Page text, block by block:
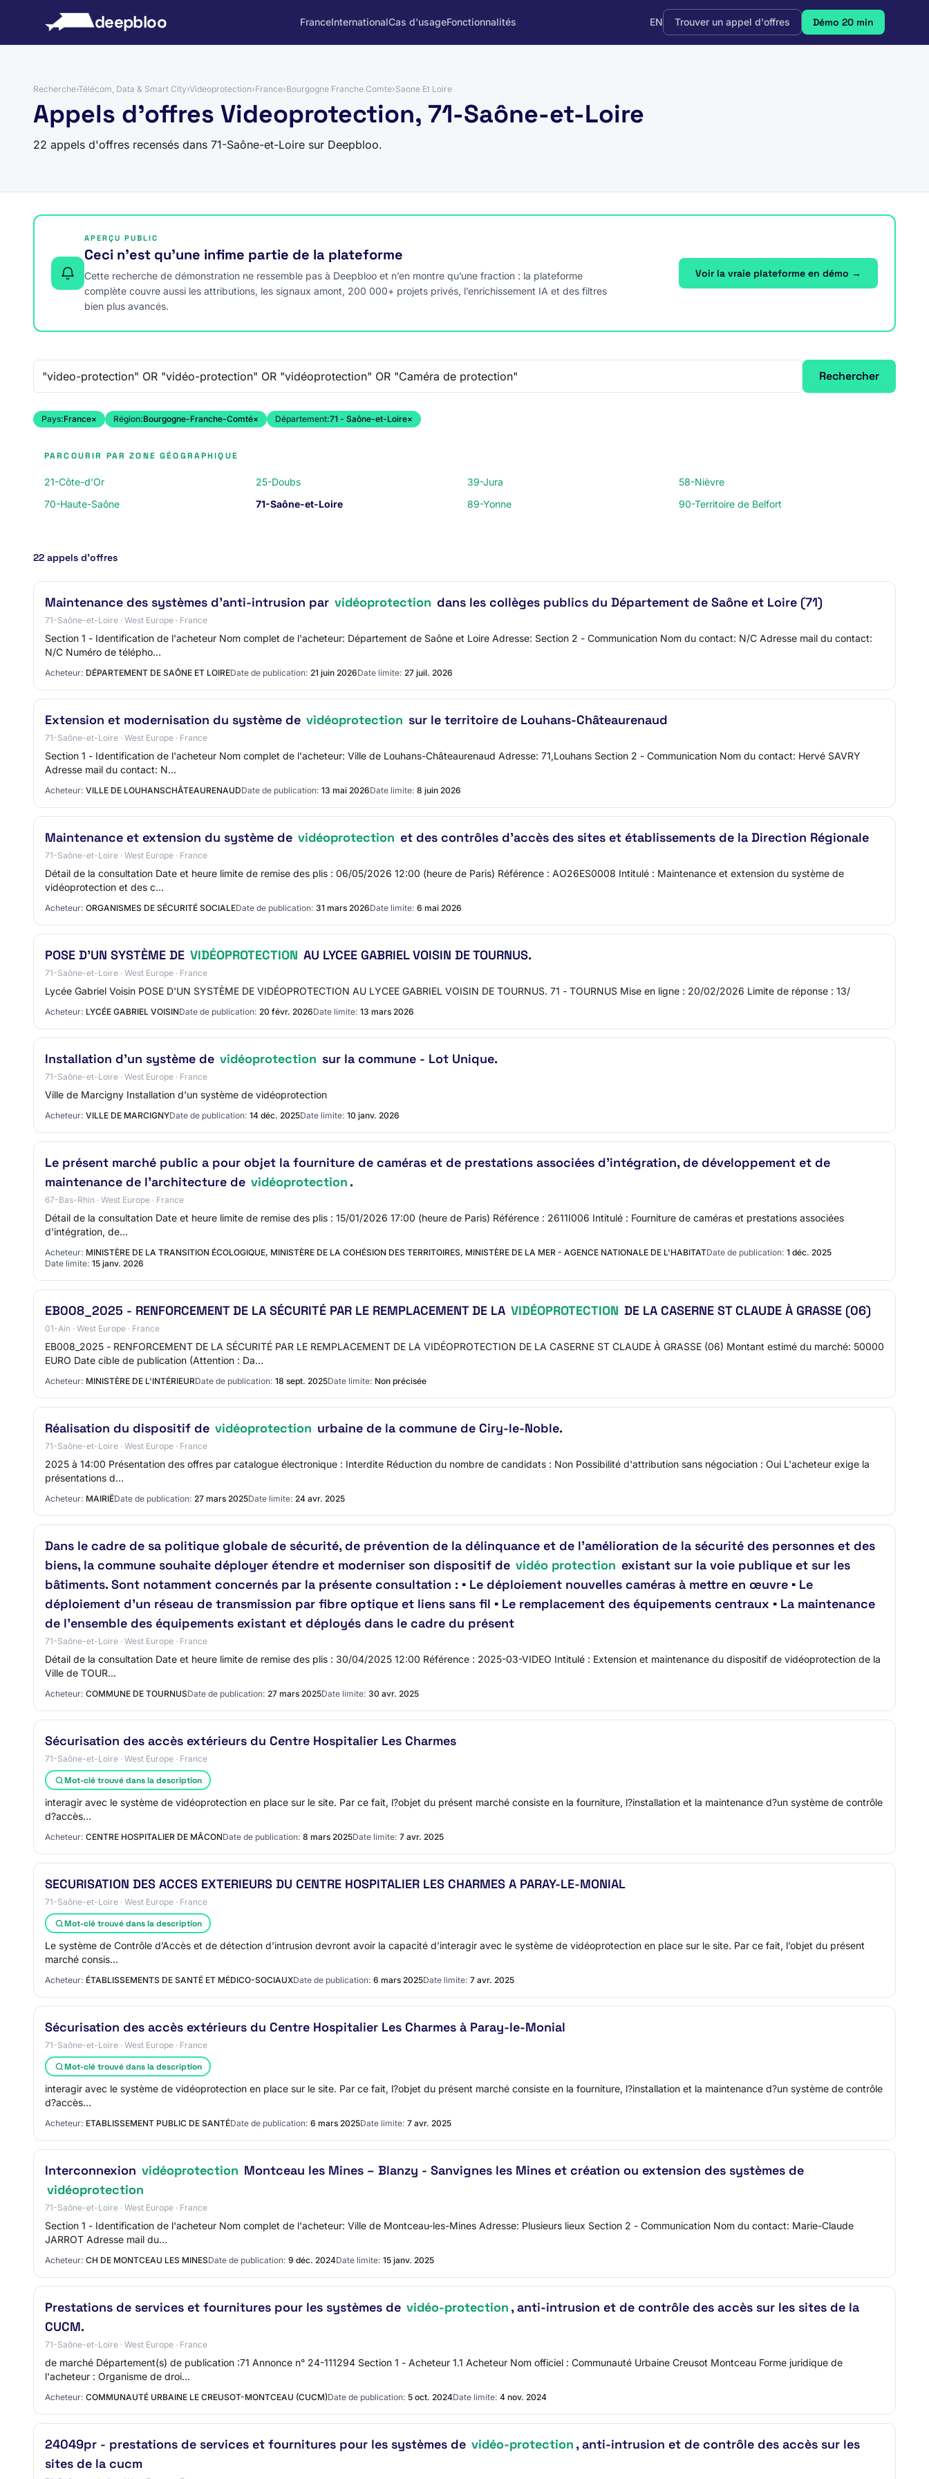
deepbloo FranceInternationalCas d'usageFonctionnalités EN Trouver un appel d'offres Démo 20 min
Recherche›Télécom, Data & Smart City›Videoprotection›France›Bourgogne Franche Comte›Saone Et Loire
Appels d'offres Videoprotection, 71-Saône-et-Loire
22 appels d'offres recensés dans 71-Saône-et-Loire sur Deepbloo.
APERÇU PUBLIC
Ceci n’est qu’une infime partie de la plateforme
Cette recherche de démonstration ne ressemble pas à Deepbloo et n’en montre qu’une fraction : la plateforme
complète couvre aussi les attributions, les signaux amont, 200 000+ projets privés, l’enrichissement IA et des filtres
bien plus avancés.
Voir la vraie plateforme en démo →
Rechercher
Pays:France× Région:Bourgogne-Franche-Comté× Département:71 - Saône-et-Loire×
PARCOURIR PAR ZONE GÉOGRAPHIQUE
21-Côte-d'Or 25-Doubs 39-Jura
58-Nièvre
70-Haute-Saône
71-Saône-et-Loire 89-Yonne 90-Territoire de Belfort
22 appels d’offres
Maintenance des systèmes d’anti-intrusion par vidéoprotection dans les collèges publics du Département de Saône et Loire (71)
71-Saône-et-Loire · West Europe · France
Section 1 - Identification de l'acheteur Nom complet de l'acheteur: Département de Saône et Loire Adresse: Section 2 - Communication Nom du contact: N/C Adresse mail du contact:
N/C Numéro de télépho…
Acheteur: DÉPARTEMENT DE SAÔNE ET LOIREDate de publication: 21 juin 2026Date limite: 27 juil. 2026
Extension et modernisation du système de vidéoprotection sur le territoire de Louhans-Châteaurenaud
71-Saône-et-Loire · West Europe · France
Section 1 - Identification de l'acheteur Nom complet de l'acheteur: Ville de Louhans-Châteaurenaud Adresse: 71,Louhans Section 2 - Communication Nom du contact: Hervé SAVRY
Adresse mail du contact: N…
Acheteur: VILLE DE LOUHANSCHÂTEAURENAUDDate de publication: 13 mai 2026Date limite: 8 juin 2026
Maintenance et extension du système de vidéoprotection et des contrôles d'accès des sites et établissements de la Direction Régionale
71-Saône-et-Loire · West Europe · France
Détail de la consultation Date et heure limite de remise des plis : 06/05/2026 12:00 (heure de Paris) Référence : AO26ES0008 Intitulé : Maintenance et extension du système de
vidéoprotection et des c…
Acheteur: ORGANISMES DE SÉCURITÉ SOCIALEDate de publication: 31 mars 2026Date limite: 6 mai 2026
POSE D'UN SYSTÈME DE VIDÉOPROTECTION AU LYCEE GABRIEL VOISIN DE TOURNUS.
71-Saône-et-Loire · West Europe · France
Lycée Gabriel Voisin POSE D'UN SYSTÈME DE VIDÉOPROTECTION AU LYCEE GABRIEL VOISIN DE TOURNUS. 71 - TOURNUS Mise en ligne : 20/02/2026 Limite de réponse : 13/
Acheteur: LYCÉE GABRIEL VOISINDate de publication: 20 févr. 2026Date limite: 13 mars 2026
Installation d'un système de vidéoprotection sur la commune - Lot Unique.
71-Saône-et-Loire · West Europe · France
Ville de Marcigny Installation d'un système de vidéoprotection
Acheteur: VILLE DE MARCIGNYDate de publication: 14 déc. 2025Date limite: 10 janv. 2026
Le présent marché public a pour objet la fourniture de caméras et de prestations associées d'intégration, de développement et de
maintenance de l'architecture de vidéoprotection .
67-Bas-Rhin · West Europe · France
Détail de la consultation Date et heure limite de remise des plis : 15/01/2026 17:00 (heure de Paris) Référence : 2611I006 Intitulé : Fourniture de caméras et prestations associées
d'intégration, de…
Acheteur: MINISTÈRE DE LA TRANSITION ÉCOLOGIQUE, MINISTÈRE DE LA COHÉSION DES TERRITOIRES, MINISTÈRE DE LA MER - AGENCE NATIONALE DE L'HABITATDate de publication: 1 déc. 2025
Date limite: 15 janv. 2026
EB008_2025 - RENFORCEMENT DE LA SÉCURITÉ PAR LE REMPLACEMENT DE LA VIDÉOPROTECTION DE LA CASERNE ST CLAUDE À GRASSE (06)
01-Ain · West Europe · France
EB008_2025 - RENFORCEMENT DE LA SÉCURITÉ PAR LE REMPLACEMENT DE LA VIDÉOPROTECTION DE LA CASERNE ST CLAUDE À GRASSE (06) Montant estimé du marché: 50000
EURO Date cible de publication (Attention : Da…
Acheteur: MINISTÈRE DE L'INTÉRIEURDate de publication: 18 sept. 2025Date limite: Non précisée
Réalisation du dispositif de vidéoprotection urbaine de la commune de Ciry-le-Noble.
71-Saône-et-Loire · West Europe · France
2025 à 14:00 Présentation des offres par catalogue électronique : Interdite Réduction du nombre de candidats : Non Possibilité d'attribution sans négociation : Oui L'acheteur exige la
présentations d…
Acheteur: MAIRIËDate de publication: 27 mars 2025Date limite: 24 avr. 2025
Dans le cadre de sa politique globale de sécurité, de prévention de la délinquance et de l’amélioration de la sécurité des personnes et des
biens, la commune souhaite déployer étendre et moderniser son dispositif de vidéo protection existant sur la voie publique et sur les
bâtiments. Sont notamment concernés par la présente consultation : ▪ Le déploiement nouvelles caméras à mettre en œuvre ▪ Le
déploiement d’un réseau de transmission par fibre optique et liens sans fil ▪ Le remplacement des équipements centraux ▪ La maintenance
de l’ensemble des équipements existant et déployés dans le cadre du présent
71-Saône-et-Loire · West Europe · France
Détail de la consultation Date et heure limite de remise des plis : 30/04/2025 12:00 Référence : 2025-03-VIDEO Intitulé : Extension et maintenance du dispositif de vidéoprotection de la
Ville de TOUR…
Acheteur: COMMUNE DE TOURNUSDate de publication: 27 mars 2025Date limite: 30 avr. 2025
Sécurisation des accès extérieurs du Centre Hospitalier Les Charmes
71-Saône-et-Loire · West Europe · France
Mot-clé trouvé dans la description
interagir avec le système de vidéoprotection en place sur le site. Par ce fait, l?objet du présent marché consiste en la fourniture, l?installation et la maintenance d?un système de contrôle
d?accès…
Acheteur: CENTRE HOSPITALIER DE MÂCONDate de publication: 8 mars 2025Date limite: 7 avr. 2025
SECURISATION DES ACCES EXTERIEURS DU CENTRE HOSPITALIER LES CHARMES A PARAY-LE-MONIAL
71-Saône-et-Loire · West Europe · France
Mot-clé trouvé dans la description
Le système de Contrôle d’Accès et de détection d’intrusion devront avoir la capacité d’interagir avec le système de vidéoprotection en place sur le site. Par ce fait, l’objet du présent
marché consis…
Acheteur: ÉTABLISSEMENTS DE SANTÉ ET MÉDICO-SOCIAUXDate de publication: 6 mars 2025Date limite: 7 avr. 2025
Sécurisation des accès extérieurs du Centre Hospitalier Les Charmes à Paray-le-Monial
71-Saône-et-Loire · West Europe · France
Mot-clé trouvé dans la description
interagir avec le système de vidéoprotection en place sur le site. Par ce fait, l?objet du présent marché consiste en la fourniture, l?installation et la maintenance d?un système de contrôle
d?accès…
Acheteur: ETABLISSEMENT PUBLIC DE SANTÉDate de publication: 6 mars 2025Date limite: 7 avr. 2025
Interconnexion vidéoprotection Montceau les Mines – Blanzy - Sanvignes les Mines et création ou extension des systèmes de
vidéoprotection
71-Saône-et-Loire · West Europe · France
Section 1 - Identification de l'acheteur Nom complet de l'acheteur: Ville de Montceau-les-Mines Adresse: Plusieurs lieux Section 2 - Communication Nom du contact: Marie-Claude
JARROT Adresse mail du…
Acheteur: CH DE MONTCEAU LES MINESDate de publication: 9 déc. 2024Date limite: 15 janv. 2025
Prestations de services et fournitures pour les systèmes de vidéo-protection , anti-intrusion et de contrôle des accès sur les sites de la
CUCM.
71-Saône-et-Loire · West Europe · France
de marché Département(s) de publication :71 Annonce n° 24-111294 Section 1 - Acheteur 1.1 Acheteur Nom officiel : Communauté Urbaine Creusot Montceau Forme juridique de
l'acheteur : Organisme de droi…
Acheteur: COMMUNAUTÉ URBAINE LE CREUSOT-MONTCEAU (CUCM)Date de publication: 5 oct. 2024Date limite: 4 nov. 2024
24049pr - prestations de services et fournitures pour les systèmes de vidéo-protection , anti-intrusion et de contrôle des accès sur les
sites de la cucm